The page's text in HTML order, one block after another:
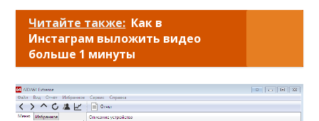
Читайте также: Как в
Инстаграм выложить видео
больше 1 минуты